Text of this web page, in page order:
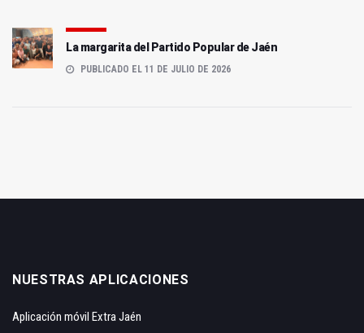
La margarita del Partido Popular de Jaén
PUBLICADO EL 11 DE JULIO DE 2026
NUESTRAS APLICACIONES
Aplicación móvil Extra Jaén